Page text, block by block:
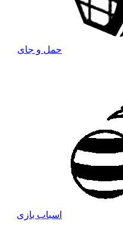
حمل و جای
اسباب بازی